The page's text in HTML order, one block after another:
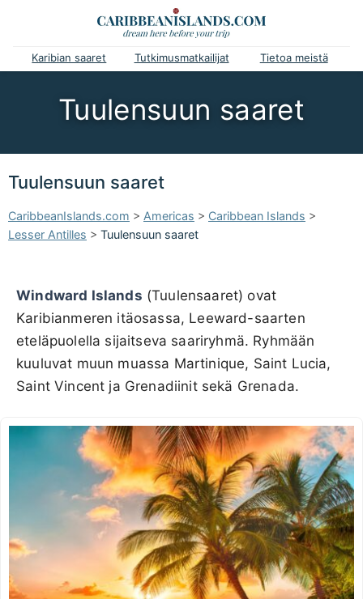
Karibian saaret Tutkimusmatkailijat Tietoa meistä
Tuulensuun saaret
Tuulensuun saaret
CaribbeanIslands.com > Americas > Caribbean Islands >
Lesser Antilles > Tuulensuun saaret
Windward Islands (Tuulensaaret) ovat
Karibianmeren itäosassa, Leeward-saarten
eteläpuolella sijaitseva saariryhmä. Ryhmään
kuuluvat muun muassa Martinique, Saint Lucia,
Saint Vincent ja Grenadiinit sekä Grenada.